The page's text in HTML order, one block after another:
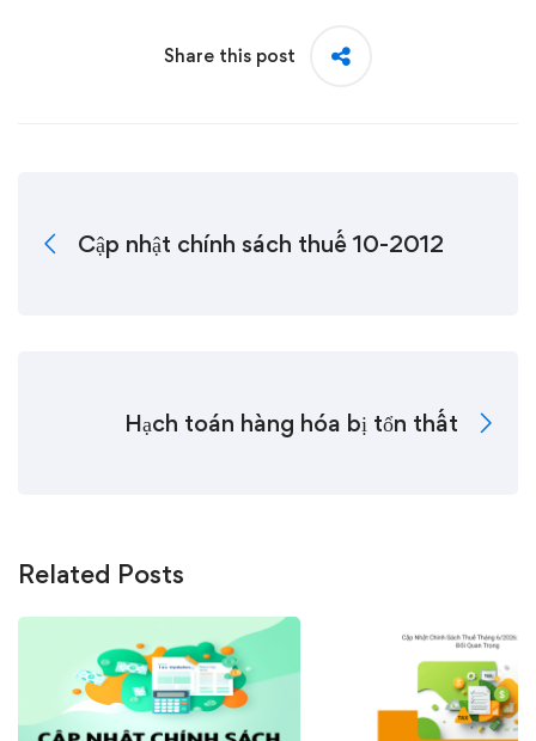
Share this post
Cập nhật chính sách thuế 10-2012
Hạch toán hàng hóa bị tổn thất
Related Posts